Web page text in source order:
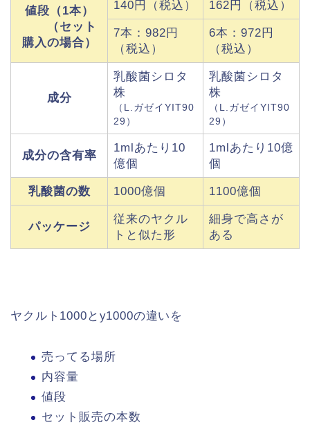
値段（1本）
（セット
購入の場合）
140円（税込） 162円（税込）
7本：982円
（税込）
6本：972円
（税込）
成分
乳酸菌シロタ
株
（L.ガゼイYIT90
29）
乳酸菌シロタ
株
（L.ガゼイYIT90
29）
成分の含有率
1mlあたり10
億個
1mlあたり10億
個
乳酸菌の数 1000億個 1100億個
パッケージ
従来のヤクル
トと似た形
細身で高さが
ある
ヤクルト1000とy1000の違いを
売ってる場所
内容量
値段
セット販売の本数